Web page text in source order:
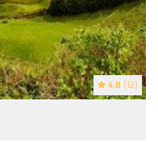
4.8 (12)